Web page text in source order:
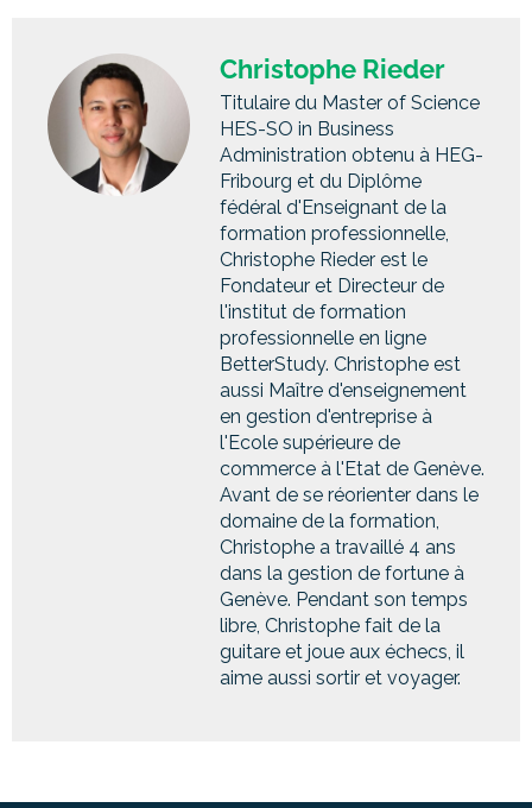
Christophe Rieder
Titulaire du Master of Science
HES-SO in Business
Administration obtenu à HEG-
Fribourg et du Diplôme
fédéral d'Enseignant de la
formation professionnelle,
Christophe Rieder est le
Fondateur et Directeur de
l'institut de formation
professionnelle en ligne
BetterStudy. Christophe est
aussi Maître d'enseignement
en gestion d'entreprise à
l'Ecole supérieure de
commerce à l'Etat de Genève.
Avant de se réorienter dans le
domaine de la formation,
Christophe a travaillé 4 ans
dans la gestion de fortune à
Genève. Pendant son temps
libre, Christophe fait de la
guitare et joue aux échecs, il
aime aussi sortir et voyager.